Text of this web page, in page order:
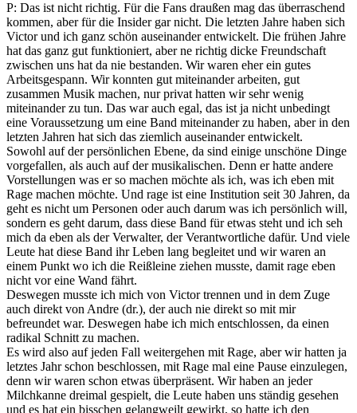
P: Das ist nicht richtig. Für die Fans draußen mag das überraschend
kommen, aber für die Insider gar nicht. Die letzten Jahre haben sich
Victor und ich ganz schön auseinander entwickelt. Die frühen Jahre
hat das ganz gut funktioniert, aber ne richtig dicke Freundschaft
zwischen uns hat da nie bestanden. Wir waren eher ein gutes
Arbeitsgespann. Wir konnten gut miteinander arbeiten, gut
zusammen Musik machen, nur privat hatten wir sehr wenig
miteinander zu tun. Das war auch egal, das ist ja nicht unbedingt
eine Voraussetzung um eine Band miteinander zu haben, aber in den
letzten Jahren hat sich das ziemlich auseinander entwickelt.
Sowohl auf der persönlichen Ebene, da sind einige unschöne Dinge
vorgefallen, als auch auf der musikalischen. Denn er hatte andere
Vorstellungen was er so machen möchte als ich, was ich eben mit
Rage machen möchte. Und rage ist eine Institution seit 30 Jahren, da
geht es nicht um Personen oder auch darum was ich persönlich will,
sondern es geht darum, dass diese Band für etwas steht und ich seh
mich da eben als der Verwalter, der Verantwortliche dafür. Und viele
Leute hat diese Band ihr Leben lang begleitet und wir waren an
einem Punkt wo ich die Reißleine ziehen musste, damit rage eben
nicht vor eine Wand fährt.
Deswegen musste ich mich von Victor trennen und in dem Zuge
auch direkt von Andre (dr.), der auch nie direkt so mit mir
befreundet war. Deswegen habe ich mich entschlossen, da einen
radikal Schnitt zu machen.
Es wird also auf jeden Fall weitergehen mit Rage, aber wir hatten ja
letztes Jahr schon beschlossen, mit Rage mal eine Pause einzulegen,
denn wir waren schon etwas überpräsent. Wir haben an jeder
Milchkanne dreimal gespielt, die Leute haben uns ständig gesehen
und es hat ein bisschen gelangweilt gewirkt, so hatte ich den